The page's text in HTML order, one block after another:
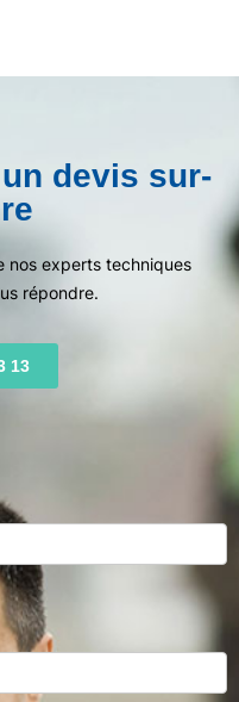
devis sur-
nos experts techniques
répondre.
13